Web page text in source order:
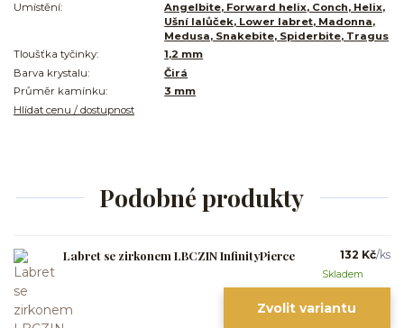
Umístění:
Angelbite, Forward helix, Conch, Helix,
Ušní lalůček, Lower labret, Madonna,
Medusa, Snakebite, Spiderbite, Tragus
Tloušťka tyčinky:
1,2 mm
Barva krystalu:
Čirá
Průměr kamínku:
3 mm
Hlídat cenu / dostupnost
Podobné produkty
Labret se zirkonem LBCZIN InfinityPierce 132 Kč/ks
Skladem
Zvolit variantu